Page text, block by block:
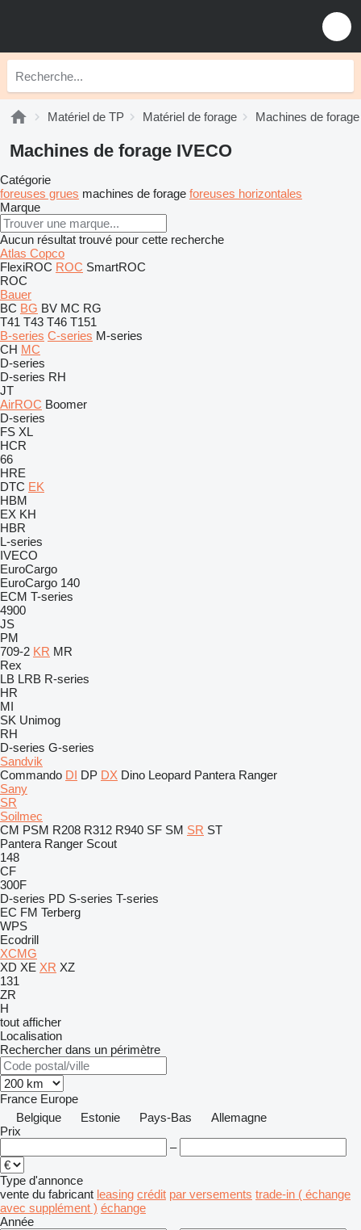
Matériel de TP Matériel de forage Machines de forage
Machines de forage IVECO
Catégorie
foreuses grues machines de forage foreuses horizontales
Marque
Aucun résultat trouvé pour cette recherche
Atlas Copco
FlexiROC ROC SmartROC
ROC
Bauer
BC BG BV MC RG
T41 T43 T46 T151
B-series C-series M-series
CH MC
D-series
D-series RH
JT
AirROC Boomer
D-series
FS XL
HCR
66
HRE
DTC EK
HBM
EX KH
HBR
L-series
IVECO
EuroCargo
EuroCargo 140
ECM T-series
4900
JS
PM
709-2 KR MR
Rex
LB LRB R-series
HR
MI
SK Unimog
RH
D-series G-series
Sandvik
Commando DI DP DX Dino Leopard Pantera Ranger
Sany
SR
Soilmec
CM PSM R208 R312 R940 SF SM SR ST
Pantera Ranger Scout
148
CF
300F
D-series PD S-series T-series
EC FM Terberg
WPS
Ecodrill
XCMG
XD XE XR XZ
131
ZR
H
tout afficher
Localisation
Rechercher dans un périmètre
France Europe
Belgique
Estonie Pays-Bas
Allemagne
Prix
–
Type d'annonce
vente du fabricant leasing crédit par versements trade-in ( échange
avec supplément ) échange
Année